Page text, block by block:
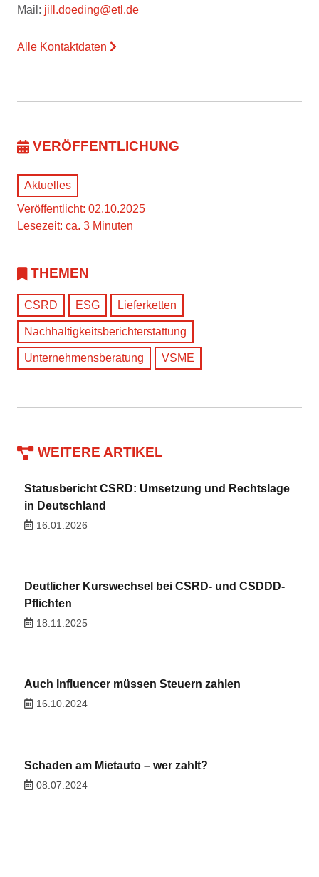
Mail: jill.doeding@etl.de
Alle Kontaktdaten
VERÖFFENTLICHUNG
Aktuelles
Veröffentlicht: 02.10.2025
Lesezeit: ca. 3 Minuten
THEMEN
CSRD ESG Lieferketten
Nachhaltigkeitsberichterstattung
Unternehmensberatung VSME
WEITERE ARTIKEL
Statusbericht CSRD: Umsetzung und Rechtslage
in Deutschland
16.01.2026
Deutlicher Kurswechsel bei CSRD- und CSDDD-
Pflichten
18.11.2025
Auch Influencer müssen Steuern zahlen
16.10.2024
Schaden am Mietauto – wer zahlt?
08.07.2024